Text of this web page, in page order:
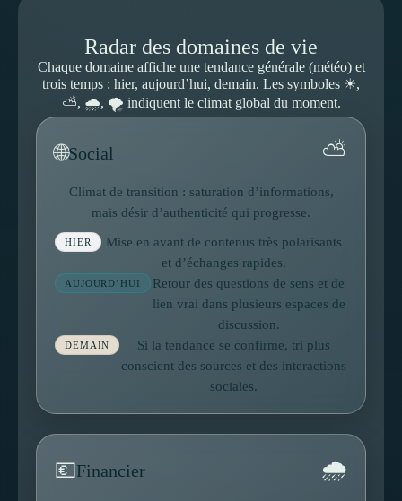
Radar des domaines de vie
Chaque domaine affiche une tendance générale (météo) et
trois temps : hier, aujourd’hui, demain. Les symboles ☀,
⛅, 🌧, 🌪 indiquent le climat global du moment.
🌐Social ⛅
Climat de transition : saturation d’informations,
mais désir d’authenticité qui progresse.
HIER
Mise en avant de contenus très polarisants
et d’échanges rapides.
AUJOURD’HUI
Retour des questions de sens et de
lien vrai dans plusieurs espaces de
discussion.
DEMAIN
Si la tendance se confirme, tri plus
conscient des sources et des interactions
sociales.
💶Financier 🌧